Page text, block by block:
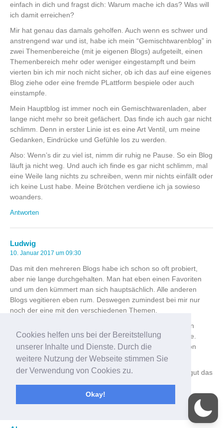
Cookies helfen uns bei der Bereitstellung
unserer Inhalte und Dienste. Durch die
weitere Nutzung der Webseite stimmen Sie
der Verwendung von Cookies zu.
Okay!
einfach in dich und fragst dich: Warum mache ich das? Was will
ich damit erreichen?
Mir hat genau das damals geholfen. Auch wenn es schwer und
anstrengend war und ist, habe ich mein “Gemischtwarenblog” in
zwei Themenbereiche (mit je eigenen Blogs) aufgeteilt, einen
Themenbereich mehr oder weniger eingestampft und beim
vierten bin ich mir noch nicht sicher, ob ich das auf eine eigenes
Blog ziehe oder eine fremde PLattform bespiele oder auch
einstampfe.
Mein Hauptblog ist immer noch ein Gemischtwarenladen, aber
lange nicht mehr so breit gefächert. Das finde ich auch gar nicht
schlimm. Denn in erster Linie ist es eine Art Ventil, um meine
Gedanken, Eindrücke und Gefühle los zu werden.
Also: Wenn’s dir zu viel ist, nimm dir ruhig ne Pause. So ein Blog
läuft ja nicht weg. Und auch ich finde es gar nicht schlimm, mal
eine Weile lang nichts zu schreiben, wenn mir nichts einfällt oder
ich keine Lust habe. Meine Brötchen verdiene ich ja sowieso
woanders.
Antworten
Ludwig
10. Januar 2017 um 09:30
Das mit den mehreren Blogs habe ich schon so oft probiert,
aber nie lange durchgehalten. Man hat eben einen Favoriten
und um den kümmert man sich hauptsächlich. Alle anderen
Blogs vegitieren eben rum. Deswegen zumindest bei mir nur
noch der eine mit den verschiedenen Themen.
Aufgeben würde ich nicht so schnell. Auch ich hatte letzten
Sommer so eine Tiefphase in der ich ans aufgeben dachte.
Inzwischen bin ich aber wieder voll motiviert und fast schon
schreibsüchtig. Nur auch mir fehlt die Zeit leider oft.
Das wird schon alles wieder. Manchmal ist es auch ganz gut das